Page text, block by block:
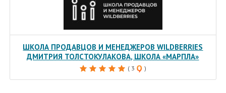
ШКОЛА ПРОДАВЦОВ И МЕНЕДЖЕРОВ WILDBERRIES
ДМИТРИЯ ТОЛСТОКУЛАКОВА, ШКОЛА «МАРПЛА»
( 3 )